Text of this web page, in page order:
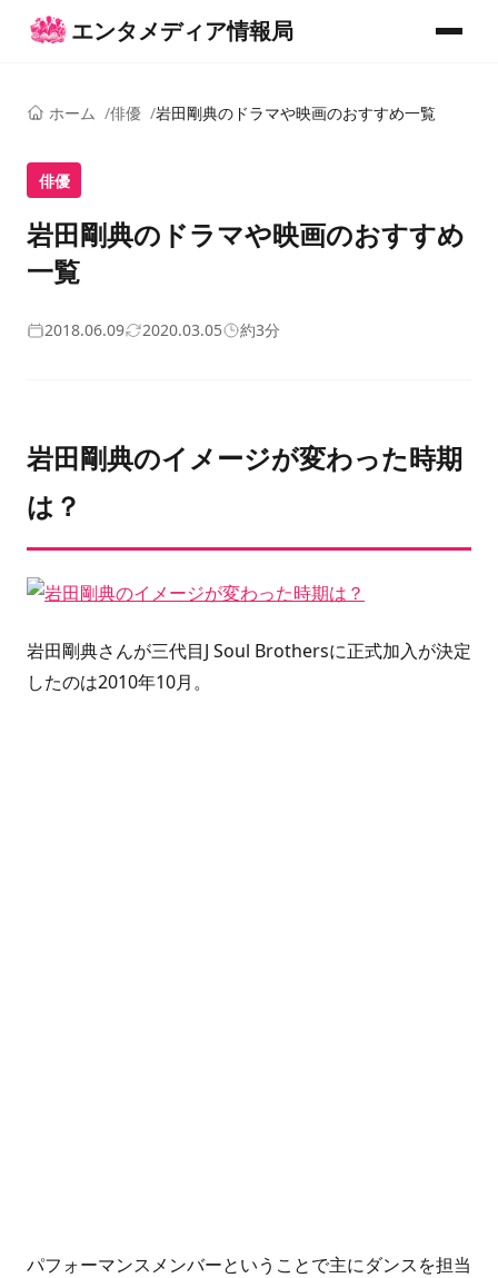
コンテンツへスキップ
エンタメディア情報局 メニュー
ホーム 俳優 岩田剛典のドラマや映画のおすすめ一覧
俳優
岩田剛典のドラマや映画のおすすめ
一覧
2018.06.09 2020.03.05 約3分
岩田剛典のイメージが変わった時期
は？
岩田剛典さんが三代目J Soul Brothersに正式加入が決定
したのは2010年10月。
パフォーマンスメンバーということで主にダンスを担当